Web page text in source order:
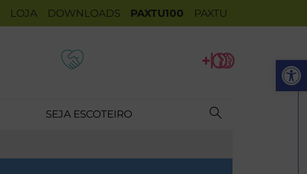
LOJA DOWNLOADS PAXTU100 PAXTU
SEJA ESCOTEIRO